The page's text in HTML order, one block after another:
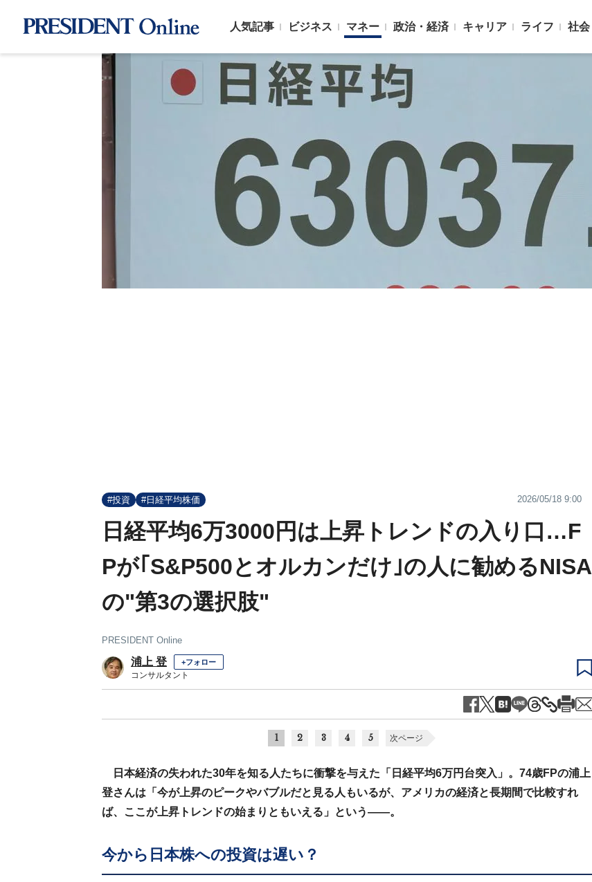
人気記事 ビジネス マネー 政治・経済 キャリア ライフ 社会
#投資 #日経平均株価 2026/05/18 9:00
日経平均6万3000円は上昇トレンドの入り口…F
Pが｢S&P500とオルカンだけ｣の人に勧めるNISA
の"第3の選択肢"
PRESIDENT Online
浦上 登 +フォロー
コンサルタント
1 2 3 4 5 次ページ
日本経済の失われた30年を知る人たちに衝撃を与えた「日経平均6万円台突入」。74歳FPの浦上
登さんは「今が上昇のピークやバブルだと見る人もいるが、アメリカの経済と長期間で比較すれ
ば、ここが上昇トレンドの始まりともいえる」という――。
今から日本株への投資は遅い？